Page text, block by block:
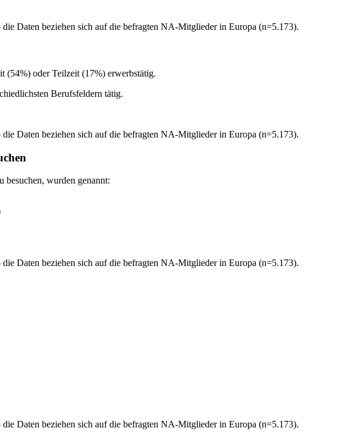
Daten beziehen sich auf die befragten NA-Mitglieder in Europa (n=5.173).
oder Teilzeit (17%) erwerbstätig.
Berufsfeldern tätig.
Daten beziehen sich auf die befragten NA-Mitglieder in Europa (n=5.173).
besuchen, wurden genannt:
Daten beziehen sich auf die befragten NA-Mitglieder in Europa (n=5.173).
Daten beziehen sich auf die befragten NA-Mitglieder in Europa (n=5.173).